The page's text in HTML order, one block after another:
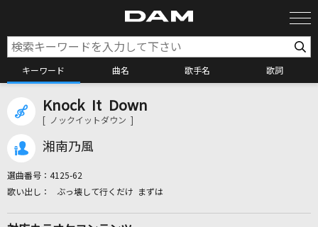
キーワード 曲名 歌手名 歌詞
カラオケ検索
Knock It Down
[ ノックイットダウン ]
湘南乃風
選曲番号： 4125-62
ぶっ壊して行くだけ まずは